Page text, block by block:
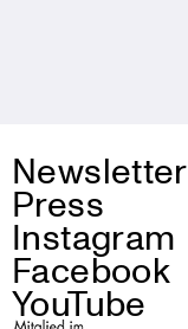
Newsletter
Press
Instagram
Facebook
YouTube